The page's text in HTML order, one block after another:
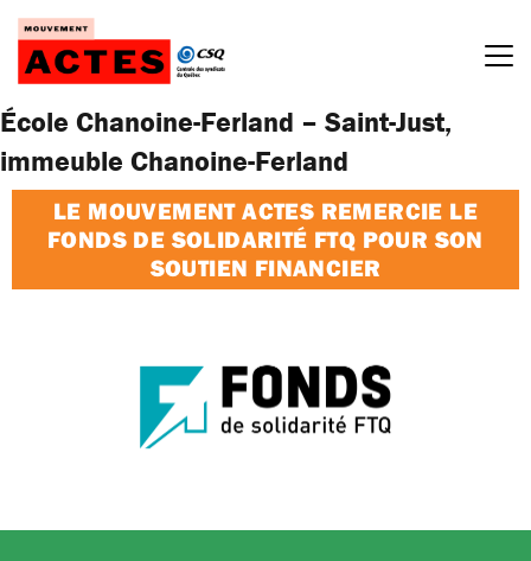
Passer
contenu
École Chanoine-Ferland – Saint-Just,
immeuble Chanoine-Ferland
LE MOUVEMENT ACTES REMERCIE LE
FONDS DE SOLIDARITÉ FTQ POUR SON
SOUTIEN FINANCIER